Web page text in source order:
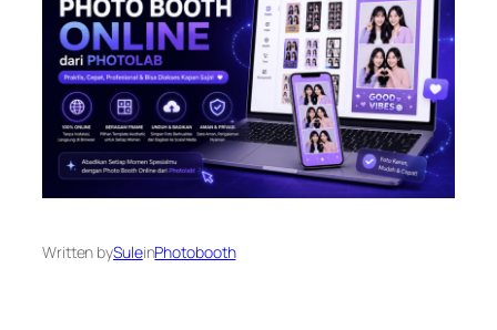
Written bySuleinPhotobooth